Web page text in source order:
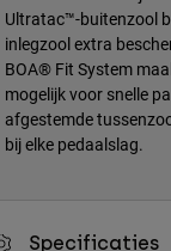
Ultratac™-buitenzool
inlegzool extra
BOA® Fit System
mogelijk voor snelle
afgestemde
bij elke pedaalslag.
Specificaties